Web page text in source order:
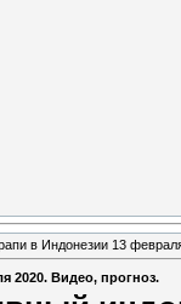
в Индонезии 13
2020. Видео, прогноз.